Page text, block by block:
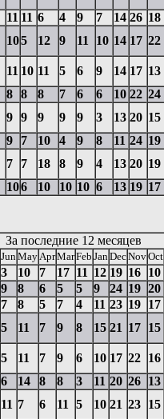
11 11 6 4 9 7 14 26 18
105 12 9 11 10 14 17 22
11 10 11 5 6 9 14 17 13
8 8 8 7 6 6 10 22 24
9 9 9 9 9 3 13 20 15
9 7 10 4 9 8 11 24 19
7 7 18 8 9 4 13 20 19
106 10 10 10 6 13 19 17
За последние 12 месяцев
Jun May AprMarFeb Jan DecNovOct
3 10 7 17 11 12 19 16 10
9 8 6 5 5 9 24 19 20
7 8 5 7 4 11 23 19 17
5 11 7 9 8 15 21 17 15
5 11 7 9 6 10 17 22 16
6 14 8 8 3 11 20 26 13
11 7 6 11 5 10 21 23 15